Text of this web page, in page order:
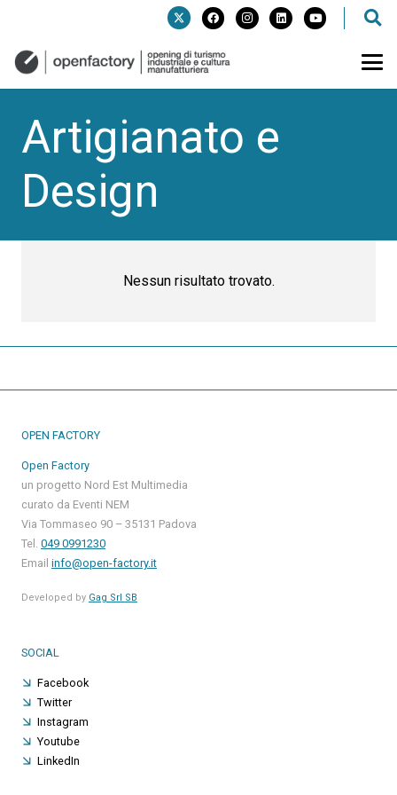
Artigianato e
Design
Nessun risultato trovato.
OPEN FACTORY
Open Factory
un progetto Nord Est Multimedia
curato da Eventi NEM
Via Tommaseo 90 – 35131 Padova
Tel. 049 0991230
Email info@open-factory.it
Developed by Gag Srl SB
SOCIAL
Facebook
Twitter
Instagram
Youtube
LinkedIn